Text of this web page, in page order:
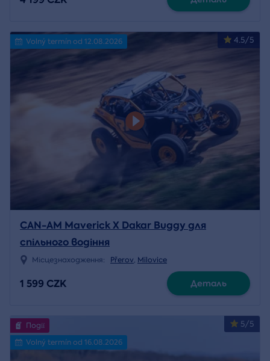
4.5/5
Volný termín od 12.08.2026
CAN-AM Maverick X Dakar Buggy для
спільного водіння
Місцезнаходження: Přerov, Milovice
1 599 CZK Деталь
5/5
Події
Volný termín od 16.08.2026